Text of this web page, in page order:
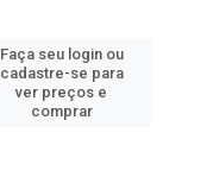
Faça seu login ou
cadastre-se para
ver preços e
comprar